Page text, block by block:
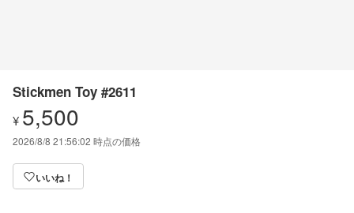
Stickmen Toy #2611
¥ 5,500
2026/8/8 21:56:02 時点の価格
いいね！